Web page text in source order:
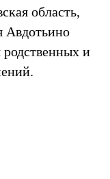
область,
Авдотьино
родственных и